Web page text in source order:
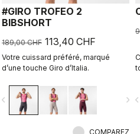
#GIRO TROFEO 2
BIBSHORT
189,00 CHF 113,40 CHF
Votre cuissard préféré, marqué
d’une touche Giro d’Italia.
navigate_next
COMPAREZ
navigate_before